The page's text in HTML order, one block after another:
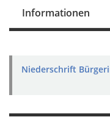
Informationen
Niederschrift